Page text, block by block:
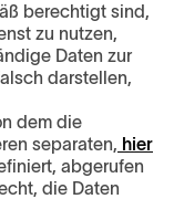
berechtigt sind,
zu nutzen,
Daten zur
darstellen,
dem die
separaten, hier
abgerufen
die Daten